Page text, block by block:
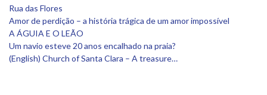
Rua das Flores
Amor de perdição – a história trágica de um amor impossível
A ÁGUIA E O LEÃO
Um navio esteve 20 anos encalhado na praia?
(English) Church of Santa Clara – A treasure…